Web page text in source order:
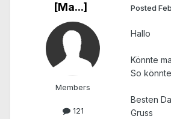
[Ma...]
Members
121
Posted
Hallo
Könnte
So
Besten
Gruss